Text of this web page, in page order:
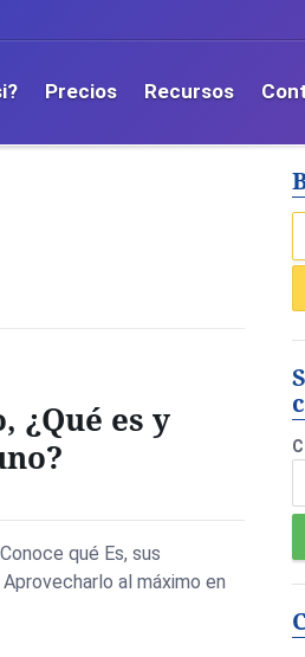
Precios Recursos
es y
qué Es, sus
al máximo en